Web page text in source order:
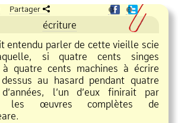
Partager ❶ ❶
écriture
entendu parler de cette vieille scie
si quatre cents singes
à quatre cents machines à écrire
au hasard pendant quatre
l’un d’eux finirait par
les œuvres complètes de